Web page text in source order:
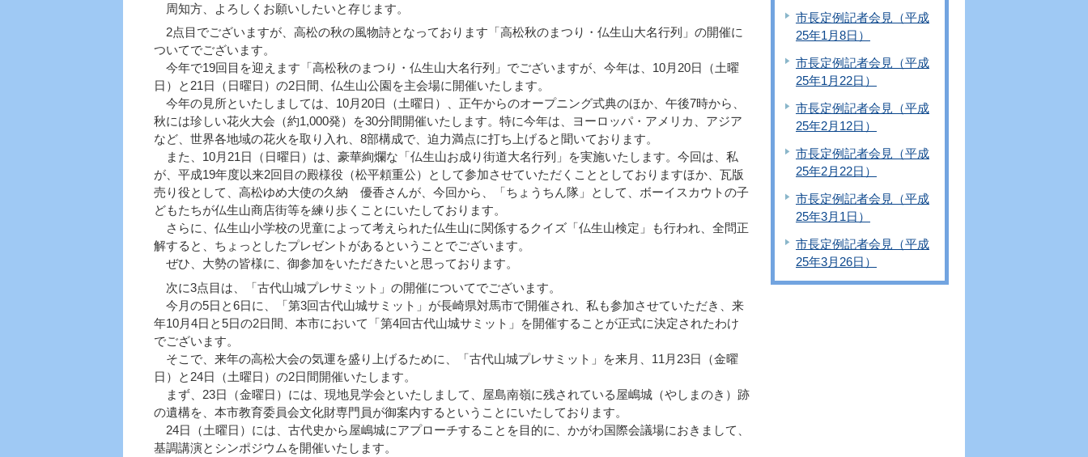
周知方、よろしくお願いしたいと存じます。
2点目でございますが、高松の秋の風物詩となっております「高松秋のまつり・仏生山大名行列」の開催に
ついてでございます。
今年で19回目を迎えます「高松秋のまつり・仏生山大名行列」でございますが、今年は、10月20日（土曜
日）と21日（日曜日）の2日間、仏生山公園を主会場に開催いたします。
今年の見所といたしましては、10月20日（土曜日）、正午からのオープニング式典のほか、午後7時から、
秋には珍しい花火大会（約1,000発）を30分間開催いたします。特に今年は、ヨーロッパ・アメリカ、アジア
など、世界各地域の花火を取り入れ、8部構成で、迫力満点に打ち上げると聞いております。
また、10月21日（日曜日）は、豪華絢爛な「仏生山お成り街道大名行列」を実施いたします。今回は、私
が、平成19年度以来2回目の殿様役（松平頼重公）として参加させていただくこととしておりますほか、瓦版
売り役として、高松ゆめ大使の久納 優香さんが、今回から、「ちょうちん隊」として、ボーイスカウトの子
どもたちが仏生山商店街等を練り歩くことにいたしております。
さらに、仏生山小学校の児童によって考えられた仏生山に関係するクイズ「仏生山検定」も行われ、全問正
解すると、ちょっとしたプレゼントがあるということでございます。
ぜひ、大勢の皆様に、御参加をいただきたいと思っております。
次に3点目は、「古代山城プレサミット」の開催についてでございます。
今月の5日と6日に、「第3回古代山城サミット」が長崎県対馬市で開催され、私も参加させていただき、来
年10月4日と5日の2日間、本市において「第4回古代山城サミット」を開催することが正式に決定されたわけ
でございます。
そこで、来年の高松大会の気運を盛り上げるために、「古代山城プレサミット」を来月、11月23日（金曜
日）と24日（土曜日）の2日間開催いたします。
まず、23日（金曜日）には、現地見学会といたしまして、屋島南嶺に残されている屋嶋城（やしまのき）跡
の遺構を、本市教育委員会文化財専門員が御案内するということにいたしております。
24日（土曜日）には、古代史から屋嶋城にアプローチすることを目的に、かがわ国際会議場におきまして、
基調講演とシンポジウムを開催いたします。
市長定例記者会見（平成
25年1月8日）
市長定例記者会見（平成
25年1月22日）
市長定例記者会見（平成
25年2月12日）
市長定例記者会見（平成
25年2月22日）
市長定例記者会見（平成
25年3月1日）
市長定例記者会見（平成
25年3月26日）